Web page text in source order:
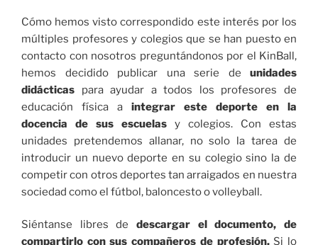
Cómo hemos visto correspondido este interés por los
múltiples profesores y colegios que se han puesto en
contacto con nosotros preguntándonos por el KinBall,
hemos decidido publicar una serie de unidades
didácticas para ayudar a todos los profesores de
educación física a integrar este deporte en la
docencia de sus escuelas y colegios. Con estas
unidades pretendemos allanar, no solo la tarea de
introducir un nuevo deporte en su colegio sino la de
competir con otros deportes tan arraigados en nuestra
sociedad como el fútbol, baloncesto o volleyball.
Siéntanse libres de descargar el documento, de
compartirlo con sus compañeros de profesión.Si lo